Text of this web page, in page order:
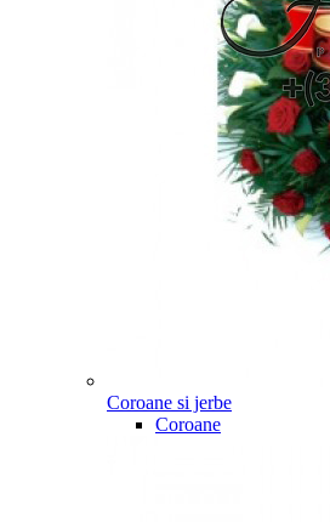
Coroane si jerbe
Coroane